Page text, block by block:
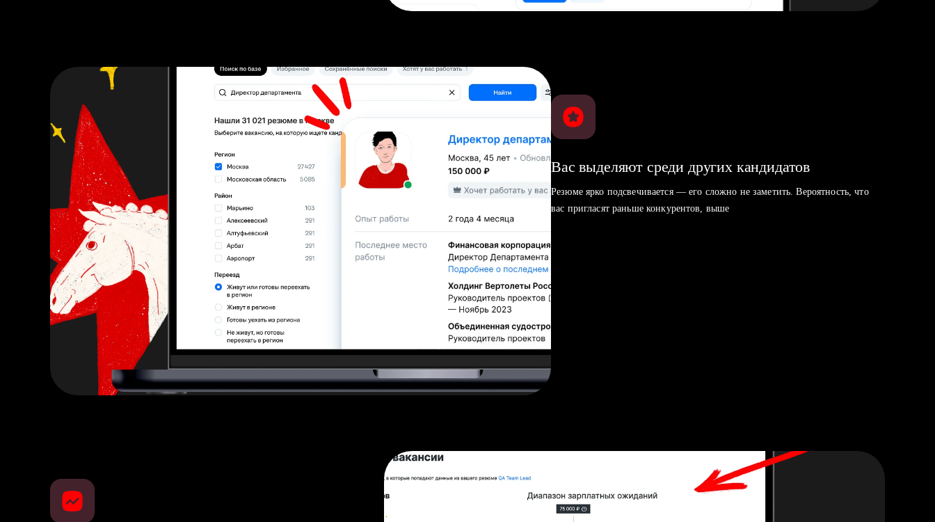
Вас выделяют среди других кандидатов
Резюме ярко подсвечивается — его сложно не заметить. Вероятность, что
вас пригласят раньше конкурентов, выше